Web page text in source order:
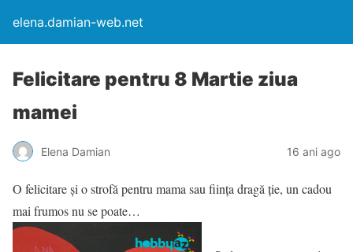
elena.damian-web.net
Felicitare pentru 8 Martie ziua
mamei
Elena Damian 16 ani ago
O felicitare și o strofă pentru mama sau ființa dragă ție, un cadou
mai frumos nu se poate…